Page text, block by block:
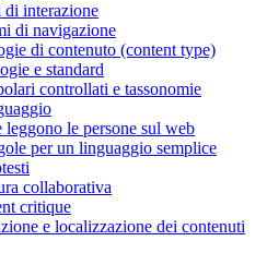
di interazione
di navigazione
di contenuto (content type)
e standard
controllati e tassonomie
leggono le persone sul web
per un linguaggio semplice
collaborativa
critique
e localizzazione dei contenuti